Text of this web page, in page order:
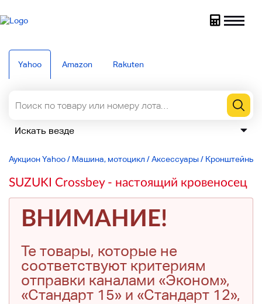
Yahoo Amazon Rakuten
Аукцион Yahoo/ Машина, мотоцикл /Аксессуары/ Кронштейны
SUZUKI Crossbey - настоящий кровеносец
ВНИМАНИЕ!
Те товары, которые не
соответствуют критериям
отправки каналами «Эконом»,
«Стандарт 15» и «Стандарт 12»,